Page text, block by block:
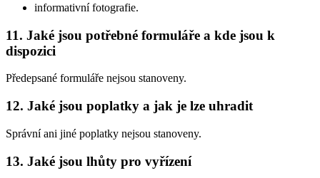
informativní fotografie.
11. Jaké jsou potřebné formuláře a kde jsou k
dispozici
Předepsané formuláře nejsou stanoveny.
12. Jaké jsou poplatky a jak je lze uhradit
Správní ani jiné poplatky nejsou stanoveny.
13. Jaké jsou lhůty pro vyřízení